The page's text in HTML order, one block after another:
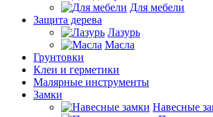
Для мебели
Защита дерева
Лазурь
Масла
Грунтовки
Клеи и герметики
Малярные инструменты
Замки
Навесные